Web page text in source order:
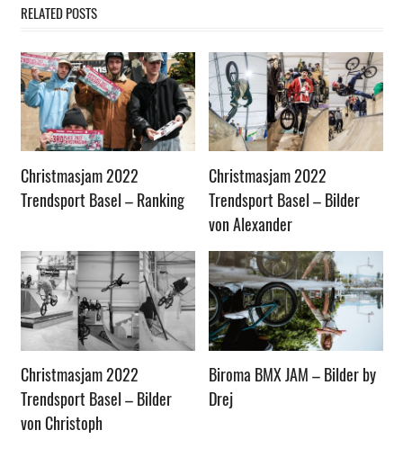
RELATED POSTS
Christmasjam 2022
Trendsport Basel – Ranking
Christmasjam 2022
Trendsport Basel – Bilder
von Alexander
Christmasjam 2022
Trendsport Basel – Bilder
von Christoph
Biroma BMX JAM – Bilder by
Drej